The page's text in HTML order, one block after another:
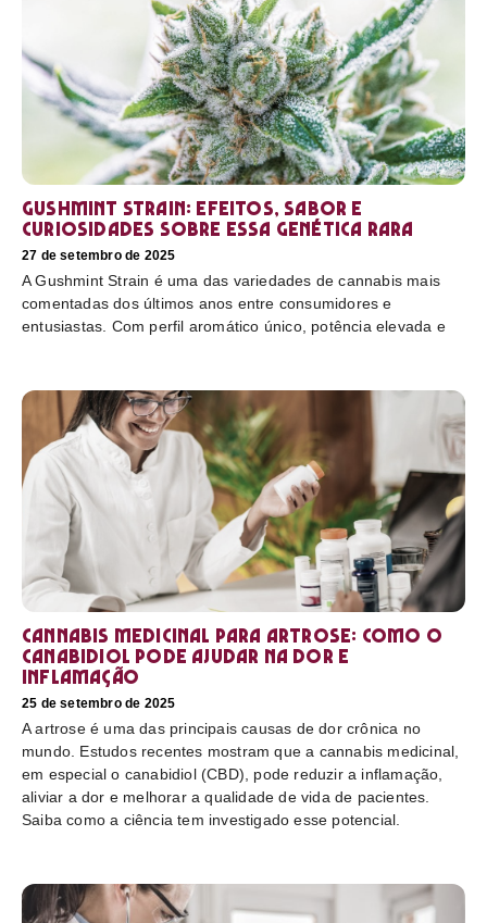
Gushmint Strain: efeitos, sabor e
curiosidades sobre essa genética rara
27 de setembro de 2025
A Gushmint Strain é uma das variedades de cannabis mais
comentadas dos últimos anos entre consumidores e
entusiastas. Com perfil aromático único, potência elevada e
Cannabis medicinal para artrose: como o
canabidiol pode ajudar na dor e
inflamação
25 de setembro de 2025
A artrose é uma das principais causas de dor crônica no
mundo. Estudos recentes mostram que a cannabis medicinal,
em especial o canabidiol (CBD), pode reduzir a inflamação,
aliviar a dor e melhorar a qualidade de vida de pacientes.
Saiba como a ciência tem investigado esse potencial.